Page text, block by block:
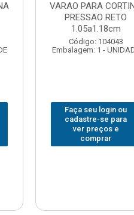
VARAO PARA
PRESSAO RETO
1.20a1.33cm
Código: 104051
Embalagem: 1 -
Faça seu login ou
cadastre-se para
ver preços e
comprar